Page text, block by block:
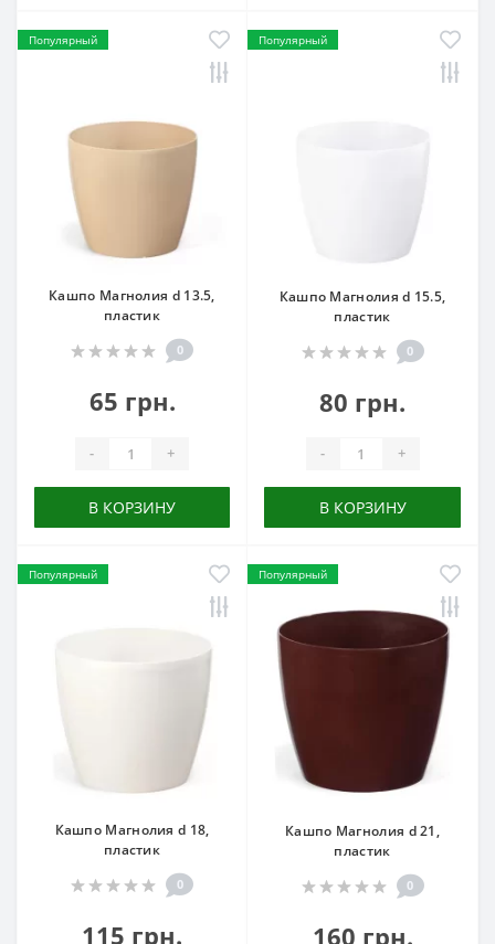
Популярный
Кашпо Магнолия d 13.5,
пластик
0
65 грн.
- +
В КОРЗИНУ
Популярный
Кашпо Магнолия d 15.5,
пластик
0
80 грн.
- +
В КОРЗИНУ
Популярный
Кашпо Магнолия d 18,
пластик
0
115 грн.
Популярный
Кашпо Магнолия d 21,
пластик
0
160 грн.